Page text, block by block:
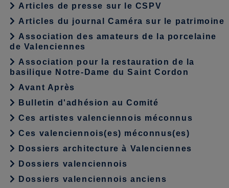
Articles de presse sur le CSPV
Articles du journal Caméra sur le patrimoine
Association des amateurs de la porcelaine
de Valenciennes
Association pour la restauration de la
basilique Notre-Dame du Saint Cordon
Avant Après
Bulletin d'adhésion au Comité
Ces artistes valenciennois méconnus
Ces valenciennois(es) méconnus(es)
Dossiers architecture à Valenciennes
Dossiers valenciennois
Dossiers valenciennois anciens